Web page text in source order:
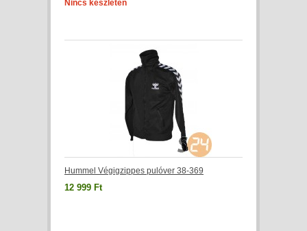
Nincs készleten
Hummel Végigzippes pulóver 38-369
12 999 Ft